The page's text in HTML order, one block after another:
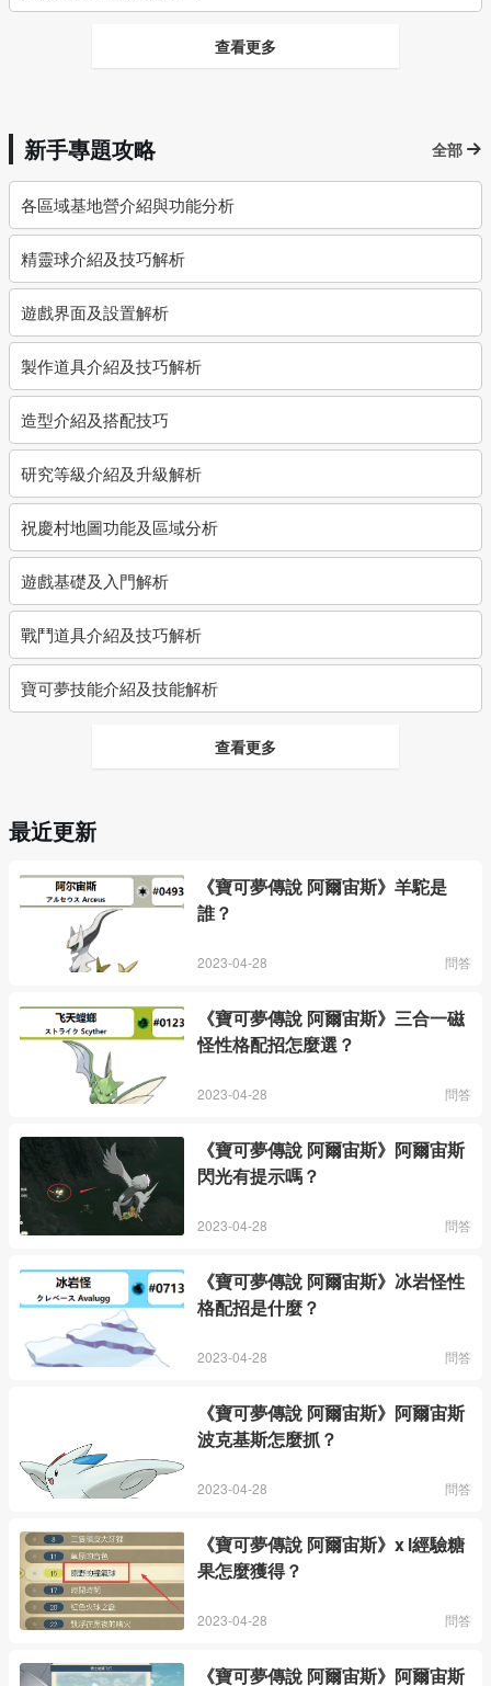
查看更多
新手專題攻略 全部
各區域基地營介紹與功能分析
精靈球介紹及技巧解析
遊戲界面及設置解析
製作道具介紹及技巧解析
造型介紹及搭配技巧
研究等級介紹及升級解析
祝慶村地圖功能及區域分析
遊戲基礎及入門解析
戰鬥道具介紹及技巧解析
寶可夢技能介紹及技能解析
查看更多
最近更新
《寶可夢傳說 阿爾宙斯》羊駝是
誰？
2023-04-28 問答
《寶可夢傳說 阿爾宙斯》三合一磁
怪性格配招怎麼選？
2023-04-28 問答
《寶可夢傳說 阿爾宙斯》阿爾宙斯
閃光有提示嗎？
2023-04-28 問答
《寶可夢傳說 阿爾宙斯》冰岩怪性
格配招是什麼？
2023-04-28 問答
《寶可夢傳說 阿爾宙斯》阿爾宙斯
波克基斯怎麼抓？
2023-04-28 問答
《寶可夢傳說 阿爾宙斯》x l經驗糖
果怎麼獲得？
2023-04-28 問答
《寶可夢傳說 阿爾宙斯》阿爾宙斯